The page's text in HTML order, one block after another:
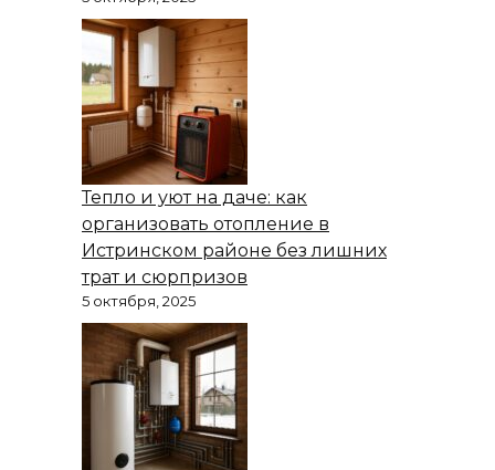
Тепло и уют на даче: как
организовать отопление в
Истринском районе без лишних
трат и сюрпризов
5 октября, 2025